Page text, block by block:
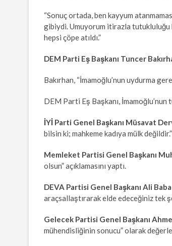
“Sonuç ortada, ben kayyum
gibiydi. Umuyorum itirazla tutukluluğu
hepsi çöpe atıldı.”
DEM Parti Eş Başkanı Tuncer
Bakırhan, “İmamoğlu’nun uydurma
DEM Parti Eş Başkanı,
İYİ Parti Genel Başkanı Müsavat
bilsin ki; mahkeme kadıya mülk değildir.”
Memleket Partisi Genel Başkanı
olsun” açıklamasını yaptı.
DEVA Partisi Genel Başkanı Ali
araçsallaştırarak elde edeceğiniz tek
Gelecek Partisi Genel Başkanı
mühendisliğinin sonucu” olarak